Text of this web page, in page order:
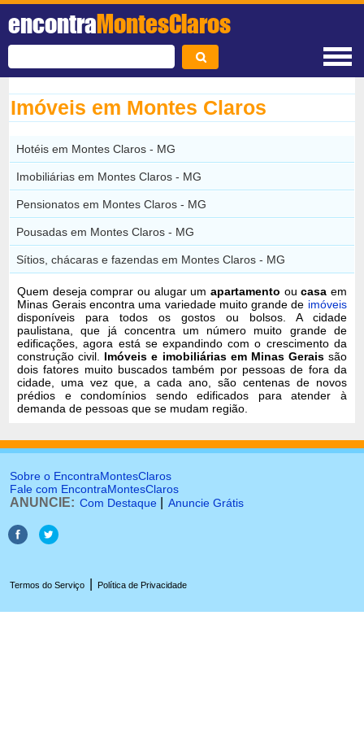
encontraMontesClaros
Imóveis em Montes Claros
Hotéis em Montes Claros - MG
Imobiliárias em Montes Claros - MG
Pensionatos em Montes Claros - MG
Pousadas em Montes Claros - MG
Sítios, chácaras e fazendas em Montes Claros - MG
Quem deseja comprar ou alugar um apartamento oucasa em
Minas Gerais encontra uma variedade muito grande de imóveis
disponíveis para todos os gostos ou bolsos. A cidade
paulistana, que já concentra um número muito grande de
edificações, agora está se expandindo com o crescimento da
construção civil. Imóveis e imobiliárias em Minas Geraissão
dois fatores muito buscados também por pessoas de fora da
cidade, uma vez que, a cada ano, são centenas de novos
prédios e condomínios sendo edificados para atender à
demanda de pessoas que se mudam região.
Sobre o EncontraMontesClaros
Fale com EncontraMontesClaros
ANUNCIE: Com Destaque Anuncie Grátis
Termos do Serviço Política de Privacidade